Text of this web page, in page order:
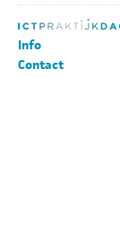
Info
Contact